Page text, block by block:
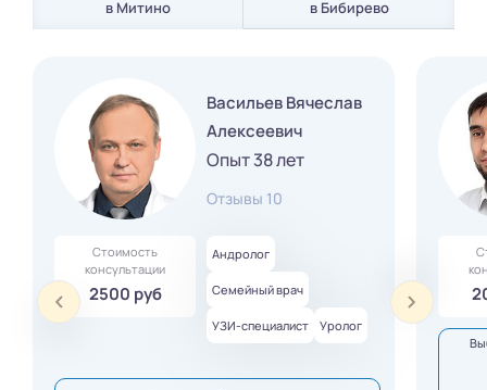
в Митино в Бибирево
Васильев Вячеслав
Алексеевич
Опыт 38 лет
Отзывы 10
Стоимость
консультации
2500 руб
Андролог
Семейный врач
УЗИ-специалист Уролог